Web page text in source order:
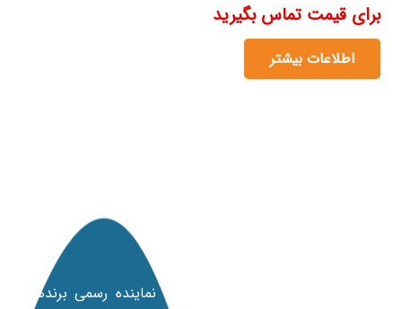
برای قیمت تماس بگیرید
اطلاعات بیشتر
شرکت مانی کارت با 20 سال سابقه نماینده رسمی برندهای